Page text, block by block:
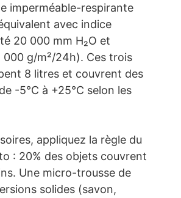
imperméable-respirante
avec indice
20 000 mm H₂O et
000 g/m²/24h). Ces trois
8 litres et couvrent des
-5°C à +25°C selon les
appliquez la règle du
: 20% des objets couvrent
Une micro-trousse de
solides (savon,